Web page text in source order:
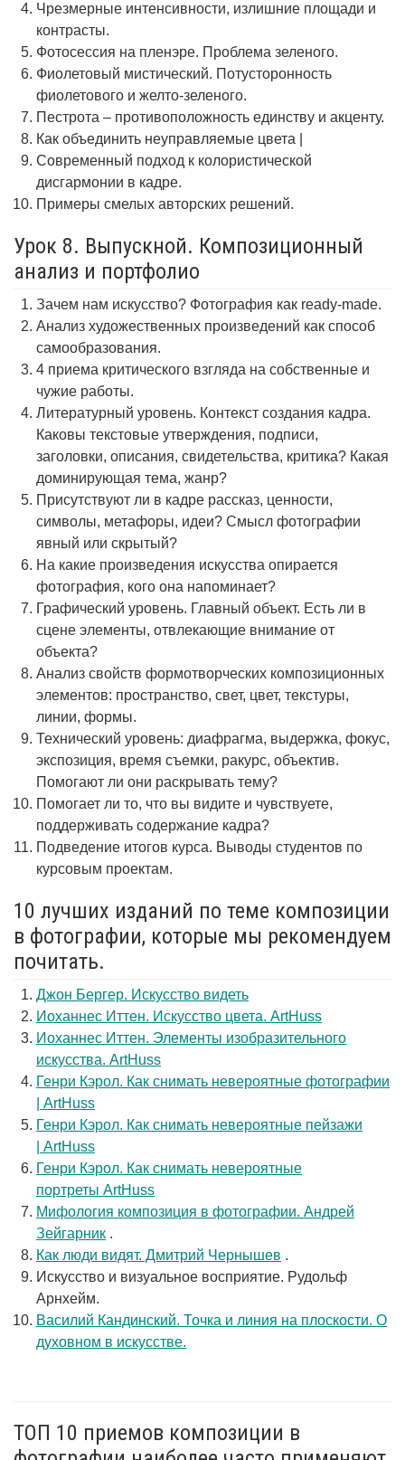
Чрезмерные интенсивности, излишние площади и
контрасты.
Фотосессия на пленэре. Проблема зеленого.
Фиолетовый мистический. Потусторонность
фиолетового и желто-зеленого.
Пестрота – противоположность единству и акценту.
Как объединить неуправляемые цвета |
Современный подход к колористической
дисгармонии в кадре.
Примеры смелых авторских решений.
Урок 8. Выпускной. Композиционный
анализ и портфолио
Зачем нам искусство? Фотография как ready-made.
Анализ художественных произведений как способ
самообразования.
4 приема критического взгляда на собственные и
чужие работы.
Литературный уровень. Контекст создания кадра.
Каковы текстовые утверждения, подписи,
заголовки, описания, свидетельства, критика? Какая
доминирующая тема, жанр?
Присутствуют ли в кадре рассказ, ценности,
символы, метафоры, идеи? Смысл фотографии
явный или скрытый?
На какие произведения искусства опирается
фотография, кого она напоминает?
Графический уровень. Главный объект. Есть ли в
сцене элементы, отвлекающие внимание от
объекта?
Анализ свойств формотворческих композиционных
элементов: пространство, свет, цвет, текстуры,
линии, формы.
Технический уровень: диафрагма, выдержка, фокус,
экспозиция, время съемки, ракурс, объектив.
Помогают ли они раскрывать тему?
Помогает ли то, что вы видите и чувствуете,
поддерживать содержание кадра?
Подведение итогов курса. Выводы студентов по
курсовым проектам.
10 лучших изданий по теме композиции
в фотографии, которые мы рекомендуем
почитать.
Джон Бергер. Искусство видеть
Иоханнес Иттен. Искусство цвета. ArtHuss
Иоханнес Иттен. Элементы изобразительного
искусства. ArtHuss
Генри Кэрол. Как снимать невероятные фотографии
| ArtHuss
Генри Кэрол. Как снимать невероятные пейзажи
| ArtHuss
Генри Кэрол. Как снимать невероятные
портреты ArtHuss
Мифология композиция в фотографии. Андрей
Зейгарник .
Как люди видят. Дмитрий Чернышев .
Искусство и визуальное восприятие. Рудольф
Арнхейм.
Василий Кандинский. Точка и линия на плоскости. О
духовном в искусстве.
ТОП 10 приемов композиции в